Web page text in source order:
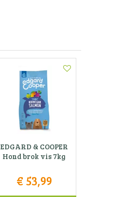
EDGARD & COOPER
Hond brok vis 7kg
€ 53,99